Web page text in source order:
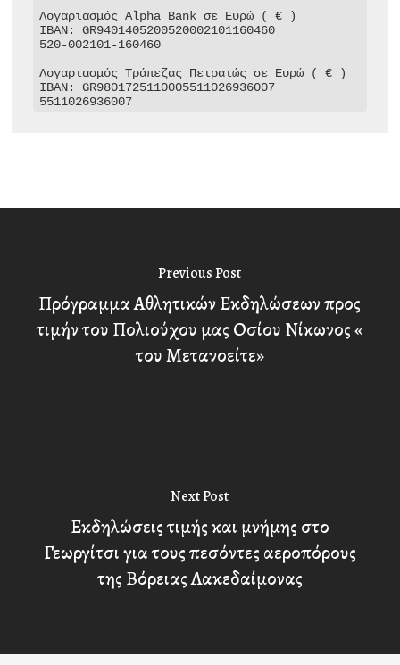
Λογαριασμός Alpha Bank σε Ευρώ ( € )
IBAN: GR9401405200520002101160460
520-002101-160460
Λογαριασμός Τράπεζας Πειραιώς σε Ευρώ ( € )
IBAN: GR9801725110005511026936007
5511026936007
Previous Post
Πρόγραμμα Αθλητικών Εκδηλώσεων προς
τιμήν του Πολιούχου μας Οσίου Νίκωνος «
του Μετανοείτε»
Next Post
Εκδηλώσεις τιμής και μνήμης στο
Γεωργίτσι για τους πεσόντες αεροπόρους
της Βόρειας Λακεδαίμονας